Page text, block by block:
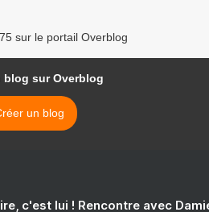
sur le portail Overblog
blog sur Overblog
un blog
c'est lui ! Rencontre avec